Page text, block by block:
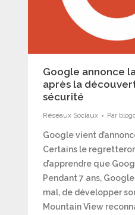
Google annonce
après la
sécurité
Réseaux Sociaux Par
Google vient
Certains le
d’apprendre que
Pendant 7 ans,
mal, de développer
Mountain View